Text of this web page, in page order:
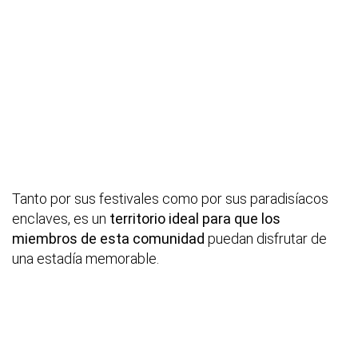
Tanto por sus festivales como por sus paradisíacos
enclaves, es un territorio ideal para que los
miembros de esta comunidad puedan disfrutar de
una estadía memorable.